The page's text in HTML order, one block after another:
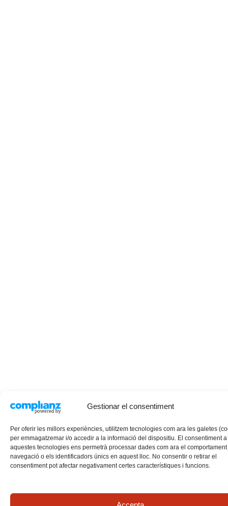
Gestionar el consentiment
Per oferir les millors experiències, utilitzem tecnologies com ara les galetes
per emmagatzemar i/o accedir a la informació del dispositiu. El consentiment a
aquestes tecnologies ens permetrà processar dades com ara el
navegació o els identificadors únics en aquest lloc. No consentir o retirar el
consentiment pot afectar negativament certes característiques i funcions.